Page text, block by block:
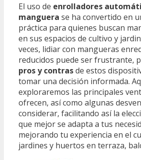
El uso de enrolladores
manguera se ha convertido en
práctica para quienes buscan
en sus espacios de cultivo y
veces, lidiar con mangueras
reducidos puede ser frustrante,
pros y contrasde estos
tomar una decisión informada.
exploraremos las principales
ofrecen, así como algunas
considerar, facilitando así la
que mejor se adapta a tus
mejorando tu experiencia en el
jardines y huertos en terraza,